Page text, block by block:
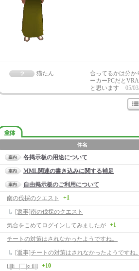
猫たん
合ってるかは分か
ーカーPCだと
と思います
05/
各掲示板の用途について
MML関連の書き込みに関する補足
自由掲示板のご利用について
南の伐採のクエスト
+1
[返事]南の伐採のクエスト
気合をこめてログインしてみましたが +1
チートの対策はされなかったようですね。
[返事]チートの対策はされなかったようですね。
il||li _|￣|○ il||l +10